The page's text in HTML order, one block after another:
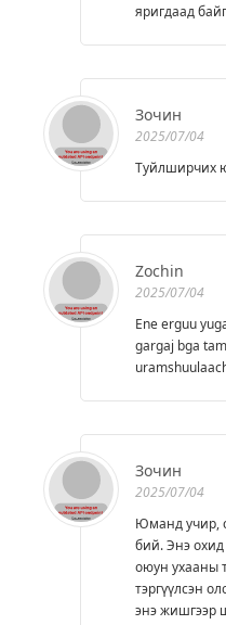
яригдаад
Зочин
2025/07/04
Туйлширчих
Zochin
2025/07/04
Ene erguu
gargaj bga
Зочин
2025/07/04
Юманд учир,
бий. Энэ
оюун ухааны
тэргүүлсэн
энэ жишгээр